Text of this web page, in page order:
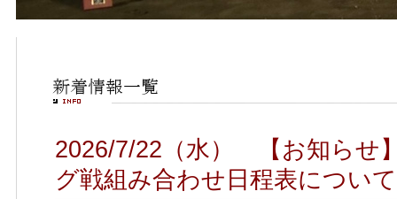
2026/7/22（水） 【お知らせ
グ戦組み合わせ日程表について